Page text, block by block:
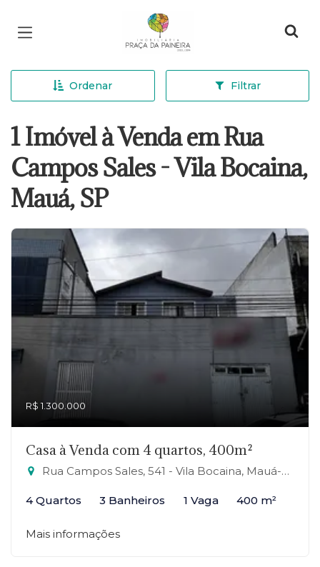
Página inicial
Ordenar Filtrar
1 Imóvel à Venda em Rua
Campos Sales - Vila Bocaina,
Mauá, SP
R$ 1.300.000
Casa à Venda com 4 quartos, 400m²
Rua Campos Sales, 541 - Vila Bocaina, Mauá-SP
4 Quartos 3 Banheiros 1 Vaga 400 m²
Mais informações